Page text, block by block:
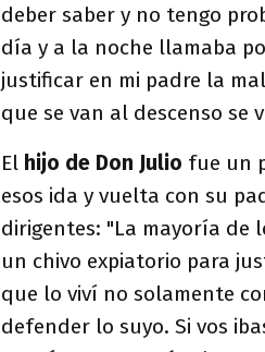
deber saber y no tengo
día y a la noche llamaba
justificar en mi padre la
que se van al descenso se
El hijo de Don Julio fue un
esos ida y vuelta con su
dirigentes: "La mayoría de
un chivo expiatorio para
que lo viví no solamente
defender lo suyo. Si vos